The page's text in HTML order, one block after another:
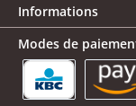
Informations
Modes de